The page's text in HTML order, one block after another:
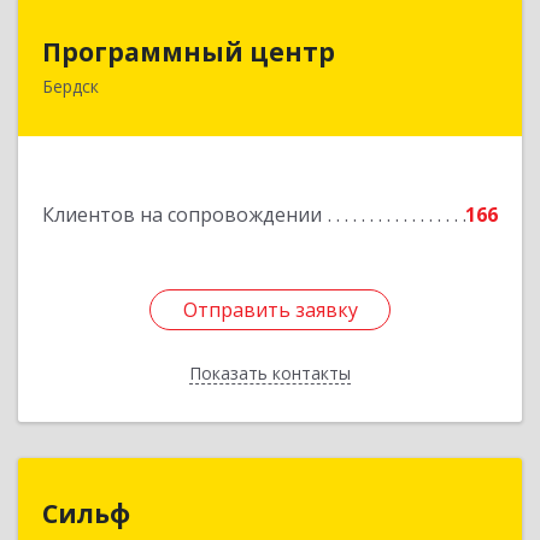
Программный центр
Бердск
Клиентов на сопровождении 166
Отправить заявку
Показать контакты
Программный центр
Отправить заявку
Назад
Сильф